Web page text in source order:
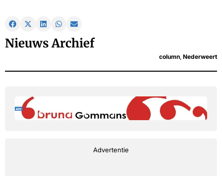
Nieuws Archief
column Nederweert
Advertentie